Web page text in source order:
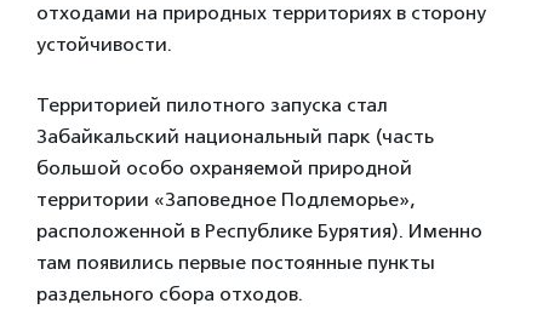
отходами на природных территориях в сторону
устойчивости.
Территорией пилотного запуска стал
Забайкальский национальный парк (часть
большой особо охраняемой природной
территории «Заповедное Подлеморье»,
расположенной в Республике Бурятия). Именно
там появились первые постоянные пункты
раздельного сбора отходов.